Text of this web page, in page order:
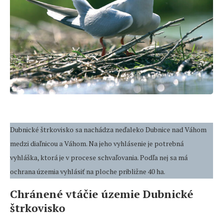
Dubnické štrkovisko sa nachádza neďaleko Dubnice nad Váhom
medzi diaľnicou a Váhom. Na jeho vyhlásenie je potrebná
vyhláška, ktorá je v procese schvaľovania. Podľa nej sa má
ochrana územia vyhlásiť na ploche približne 40 ha.
Chránené vtáčie územie Dubnické
štrkovisko